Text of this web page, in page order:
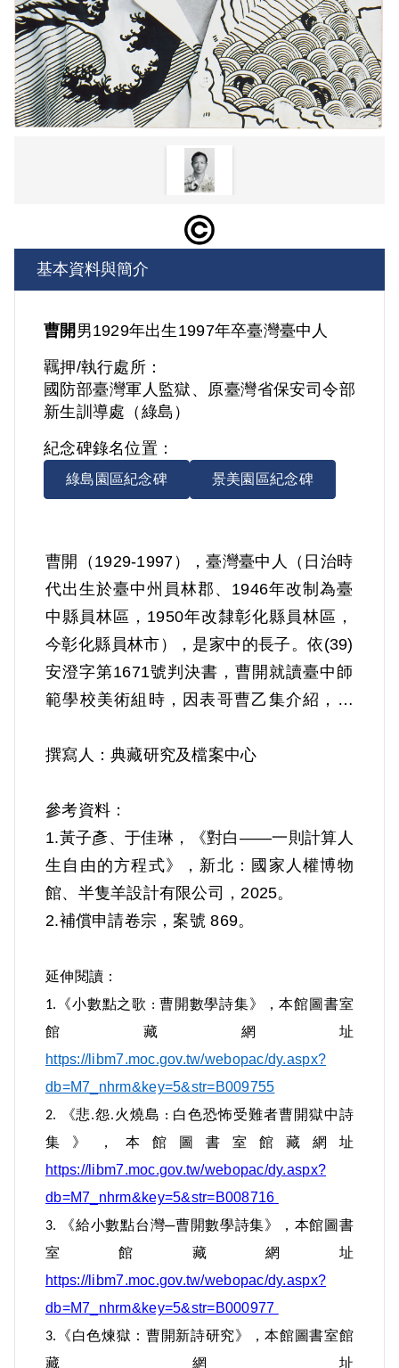
基本資料與簡介
曹開 男1929年出生 1997年卒臺灣臺中人
羈押/執行處所：
國防部臺灣軍人監獄、原臺灣省保安司令部
新生訓導處（綠島）
紀念碑錄名位置：
綠島園區紀念碑 景美園區紀念碑
曹開（1929-1997），臺灣臺中人（日治時
代出生於臺中州員林郡、1946年改制為臺
中縣員林區，1950年改隸彰化縣員林區，
今彰化縣員林市），是家中的長子。依(39)
安澄字第1671號判決書，曹開就讀臺中師
範學校美術組時，因表哥曹乙集介紹，參
並介紹黃榮雄參加，復受同黨江森榮等指
務，及閱讀《綜合》等刊物，未料後來被
人舉發，1949年12月28日遭羈押，1950年
經臺灣省保安司令部判決，李奕定、黃榮
雄、曹開、李献文、曹乙集和黃伯和以
《懲治叛亂條例》第5條「參加叛亂之組
曹開關押於國防部臺灣軍人監獄，後移送
臺灣省保安司令部新生訓導處（綠島），
在獄中，曹開大量創作詩歌抒發胸臆情懷
和思想，尤其以獨創的「數學詩」著稱。
之所以創作數學詩，是因為監獄環境嚴密
監控，文學創作可能隨時被視為顛覆行
為，而導致嚴重的後果。為了保護自己，
又能持續為自己所思所想發聲，喜愛數學
的他巧妙地將數學語言融入詩作，將定
理、符號等做為隱喻和轉譯，表達對政治
壓迫的控訴和對自由民主的渴望；最廣為
人知的即是他自比「小數點」，象徵在被
規整的龐大體制下，看似微不足道卻是不
可或缺的個體存在。
撰寫人：典藏研究及檔案中心
參考資料：
1.黃子彥、于佳琳，《對白——一則計算人
生自由的方程式》，新北：國家人權博物
館、半隻羊設計有限公司，2025。
2.補償申請卷宗，案號 869。
延伸閱讀：
1. 《小數點之歌 : 曹開數學詩集》，本館圖書室
館藏網址
https://libm7.moc.gov.tw/webopac/dy.aspx?
db=M7_nhrm&key=5&str=B009755
2. 《悲.怨.火燒島 : 白色恐怖受難者曹開獄中詩
集》，本館圖書室館藏網址
https://libm7.moc.gov.tw/webopac/dy.aspx?
db=M7_nhrm&key=5&str=B008716
3.
《給小數點台灣─曹開數學詩集》，本館圖書
室館藏網址
https://libm7.moc.gov.tw/webopac/dy.aspx?
db=M7_nhrm&key=5&str=B000977
3.
《白色煉獄：曹開新詩研究》，本館圖書室館
藏網址